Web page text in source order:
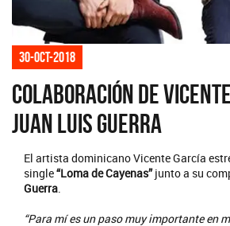
30-oct-2018
Colaboración de
Juan Luis Guerra
El artista dominicano Vicente García
single“Loma de Cayenas”junto a su
Guerra.
“Para mí es un paso muy importante en